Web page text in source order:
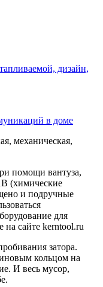
дизайн,
в доме
механическая,
помощи вантуза,
(химические
и подручные
для
на сайте kerntool.ru
затора.
кольцом на
И весь мусор,